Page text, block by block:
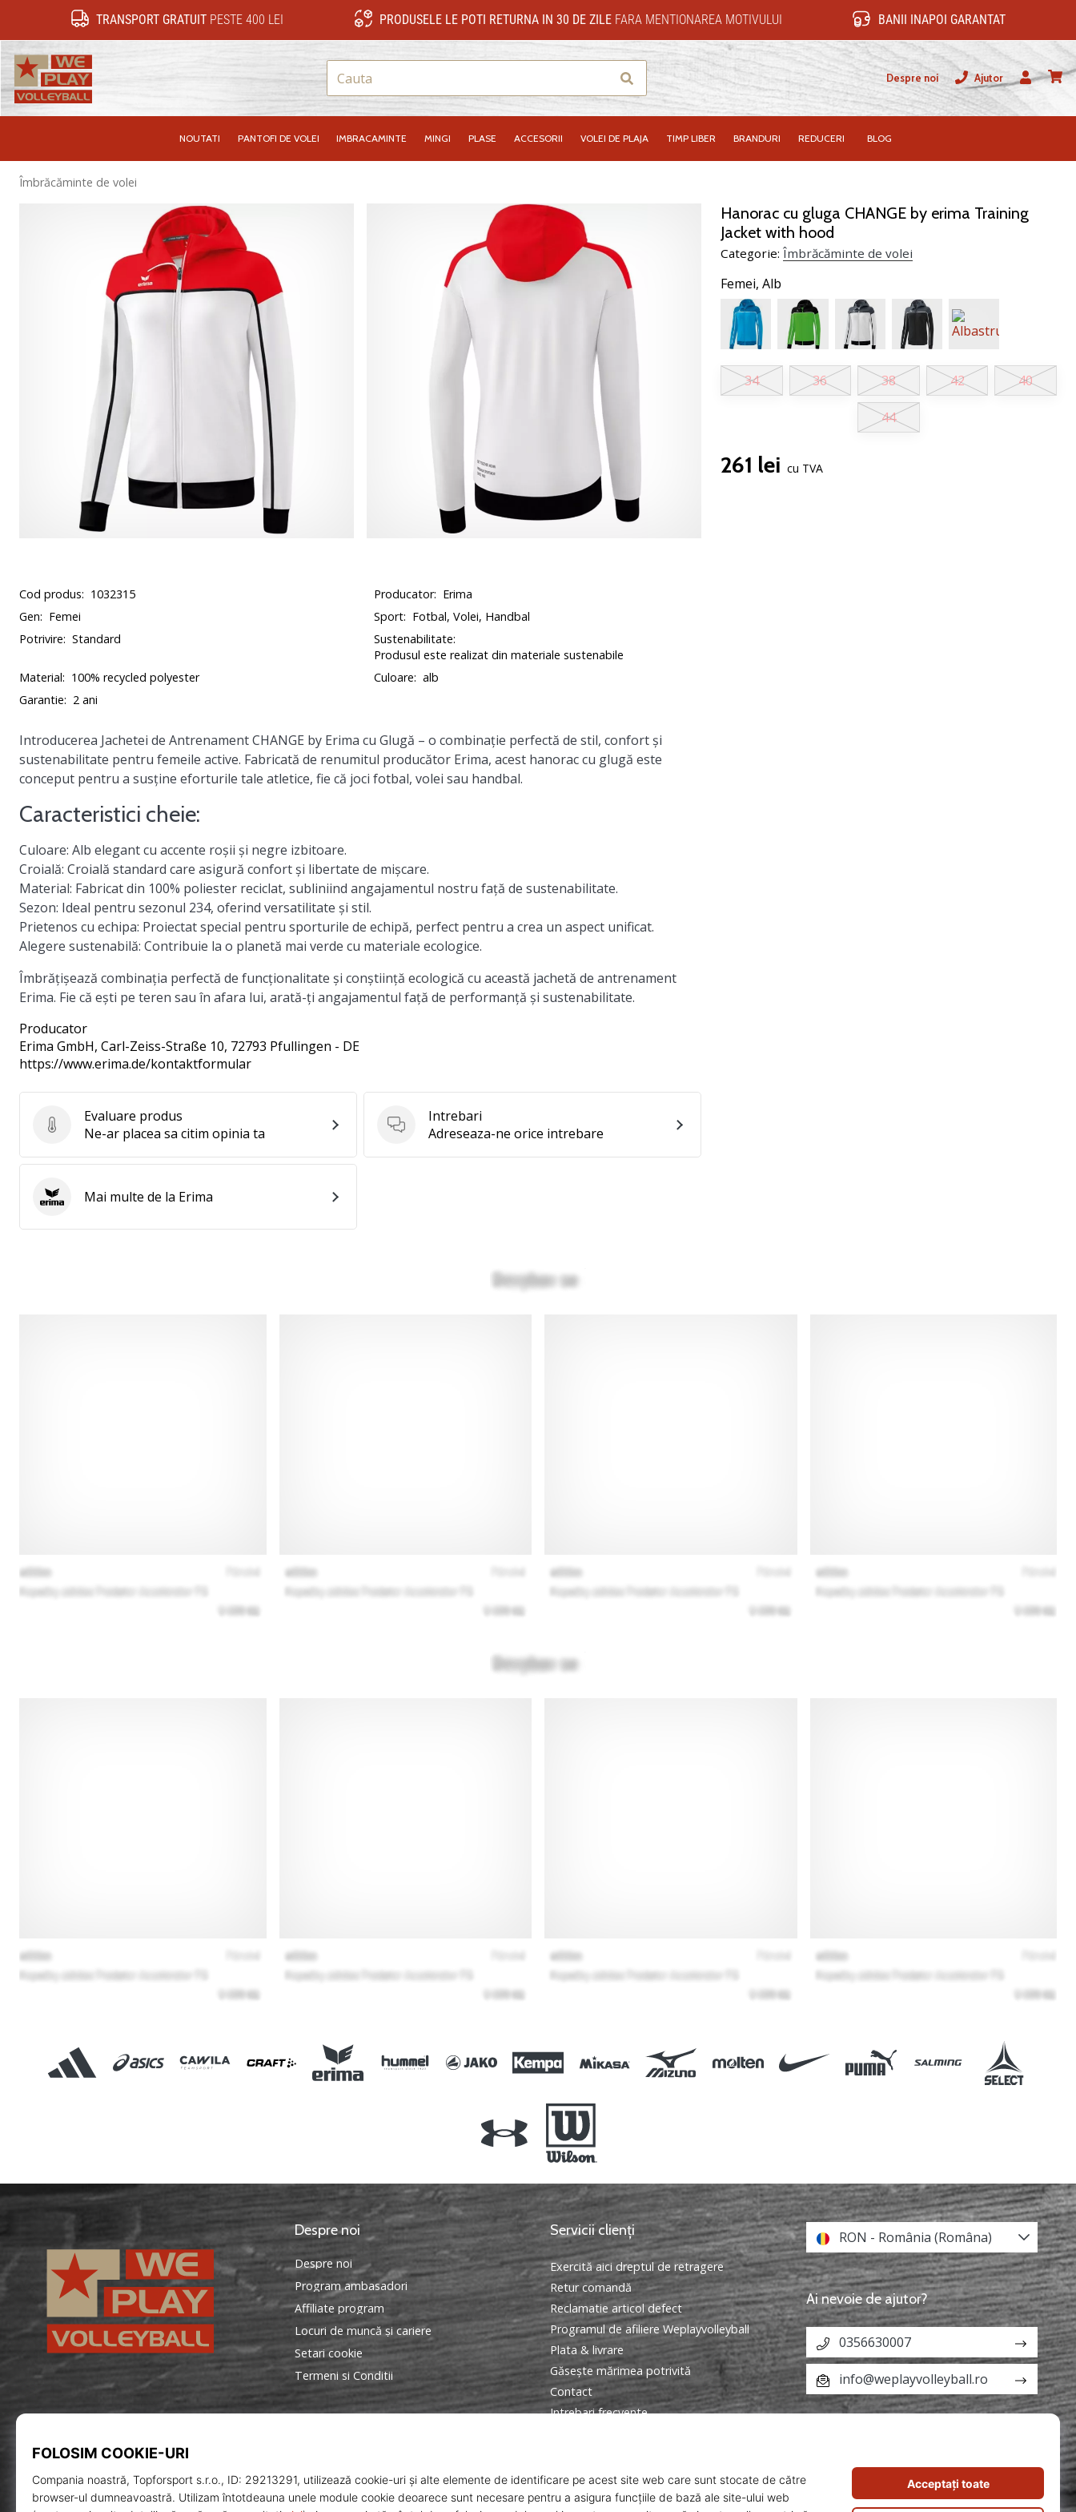
TRANSPORT GRATUITPESTE 400 LEI PRODUSELE LE POTI RETURNA IN 30 DE ZILEFARA MENTIONAREA MOTIVULUI BANII INAPOI GARANTAT
Cauta Despre noi
Ajutor
Utilizator
NOUTATI PANTOFI DE VOLEI IMBRACAMINTE MINGI PLASE ACCESORII VOLEI DE PLAJA TIMP LIBER BRANDURI REDUCERI BLOG
Îmbrăcăminte de volei
Hanorac cu gluga CHANGE by erima Training
Jacket with hood
Categorie: Îmbrăcăminte de volei
Femei, Alb
34 36 38 42 40
44
261 lei cu TVA
Cod produs: 1032315 Producator: Erima
Gen: Femei Sport: Fotbal, Volei, Handbal
Potrivire: Standard
Sustenabilitate:
Produsul este realizat din materiale sustenabile
Material: 100% recycled polyester Culoare: alb
Garantie: 2 ani
Introducerea Jachetei de Antrenament CHANGE by Erima cu Glugă – o combinație perfectă de stil, confort și
sustenabilitate pentru femeile active. Fabricată de renumitul producător Erima, acest hanorac cu glugă este
conceput pentru a susține eforturile tale atletice, fie că joci fotbal, volei sau handbal.
Caracteristici cheie:
Culoare: Alb elegant cu accente roșii și negre izbitoare.
Croială: Croială standard care asigură confort și libertate de mișcare.
Material: Fabricat din 100% poliester reciclat, subliniind angajamentul nostru față de sustenabilitate.
Sezon: Ideal pentru sezonul 234, oferind versatilitate și stil.
Prietenos cu echipa: Proiectat special pentru sporturile de echipă, perfect pentru a crea un aspect unificat.
Alegere sustenabilă: Contribuie la o planetă mai verde cu materiale ecologice.
Îmbrățișează combinația perfectă de funcționalitate și conștiință ecologică cu această jachetă de antrenament
Erima. Fie că ești pe teren sau în afara lui, arată-ți angajamentul față de performanță și sustenabilitate.
Producator
Erima GmbH, Carl-Zeiss-Straße 10, 72793 Pfullingen - DE
https://www.erima.de/kontaktformular
Evaluare produs
Evaluare produs
Ne-ar placea sa citim opinia ta
Intrebari
Intrebari
Adreseaza-ne orice intrebare
ErimaMai multe de la Erima
WePlayVolleyball.ro
Despre noi
Despre noi
Program ambasadori
Affiliate program
Locuri de muncă și cariere
Setari cookie
Termeni si Conditii
Servicii clienți
Exercită aici dreptul de retragere
Retur comandă
Reclamatie articol defect
Programul de afiliere Weplayvolleyball
Plata & livrare
Găseşte mărimea potrivită
Contact
Intrebari frecvente
RON - România (Româna)
Ai nevoie de ajutor?
0356630007
info@weplayvolleyball.ro